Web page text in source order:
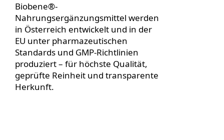
Biobene®-
Nahrungsergänzungsmittel werden
in Österreich entwickelt und in der
EU unter pharmazeutischen
Standards und GMP-Richtlinien
produziert – für höchste Qualität,
geprüfte Reinheit und transparente
Herkunft.